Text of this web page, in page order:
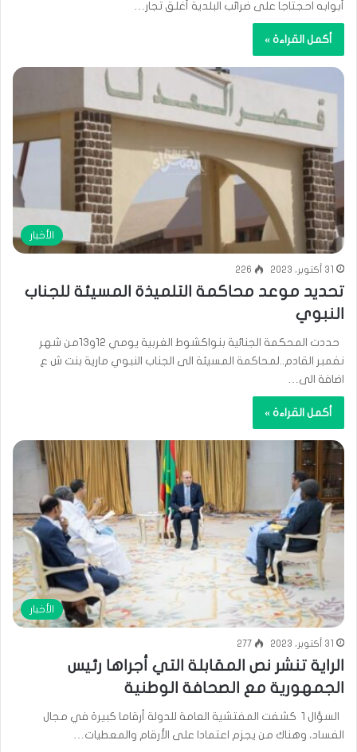
أبوابه احجتاجا على ضرائب البلدية أغلق تجار…
أكمل القراءة »
الأخبار
31 أكتوبر، 2023 226
تحديد موعد محاكمة التلميذة المسيئة للجناب
النبوي
حددت المحكمة الجنائية بنواكشوط الغربية يومي 12و13من شهر
نفمبر القادم..لمحاكمة المسيئة الى الجناب النبوي مارية بنت ش ع
اضافة الى…
أكمل القراءة »
الأخبار
31 أكتوبر، 2023 277
الراية تنشر نص المقابلة التي أجراها رئيس
الجمهورية مع الصحافة الوطنية
السؤال 1 ‎ كشفت المفتشية العامة للدولة أرقاما كبيرة في مجال
الفساد، وهناك من يجزم اعتمادا على الأرقام والمعطيات…